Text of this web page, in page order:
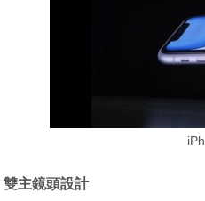
雙主鏡頭設計